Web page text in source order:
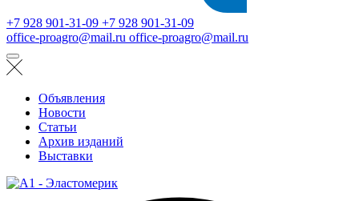
+7 928 901-31-09 +7 928 901-31-09
office-proagro@mail.ru office-proagro@mail.ru
Объявления
Новости
Статьи
Архив изданий
Выставки